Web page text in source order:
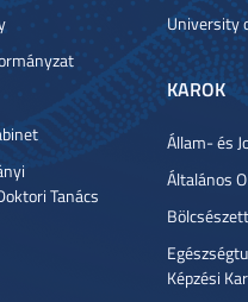
Tanács
University
KAROK
Állam- és
Általános
Képzési